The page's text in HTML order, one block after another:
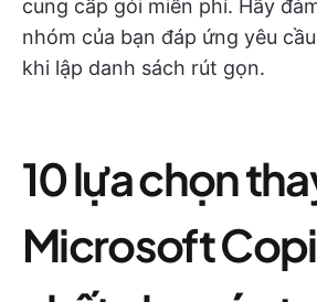
cung cấp gói miễn phí. Hãy
nhóm của bạn đáp ứng yêu
khi lập danh sách rút gọn.
10 lựa chọn
Microsoft